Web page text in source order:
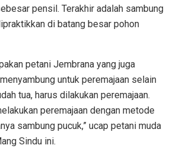
pensil. Terakhir adalah sambung
di batang besar pohon
petani Jembrana yang juga
untuk peremajaan selain
tua, harus dilakukan peremajaan.
peremajaan dengan metode
sambung pucuk,” ucap petani muda
Sindu ini.